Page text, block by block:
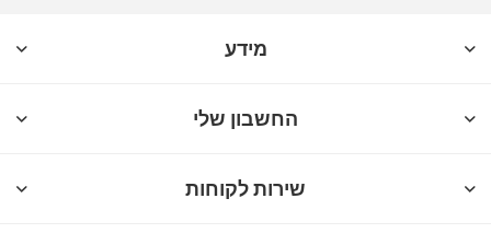
מידע
החשבון שלי
שירות לקוחות